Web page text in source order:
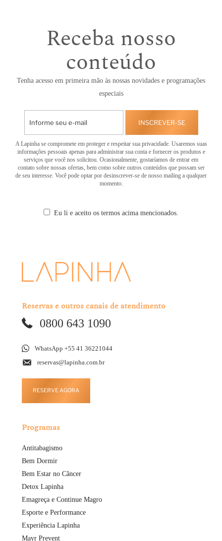
Receba nosso
conteúdo
Tenha acesso em primeira mão às nossas novidades e programações
especiais
INSCREVER-SE
A Lapinha se compromete em proteger e respeitar sua privacidade. Usaremos suas
informações pessoais apenas para administrar sua conta e fornecer os produtos e
serviços que você nos solicitou. Ocasionalmente, gostaríamos de entrar em
contato sobre nossas ofertas, bem como sobre outros conteúdos que possam ser
de seu interesse. Você pode optar por desinscrever-se de nosso mailing a qualquer
momento.
Eu li e aceito os termos acima mencionados.
Reservas e outros canais de atendimento
0800 643 1090
WhatsApp +55 41 36221044
reservas@lapinha.com.br
RESERVE AGORA
Programas
Antitabagismo
Bem Dormir
Bem Estar no Câncer
Detox Lapinha
Emagreça e Continue Magro
Esporte e Performance
Experiência Lapinha
Mayr Prevent